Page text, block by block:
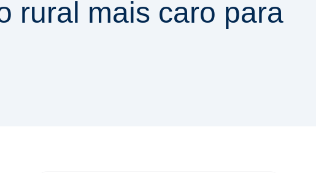
rural mais caro para